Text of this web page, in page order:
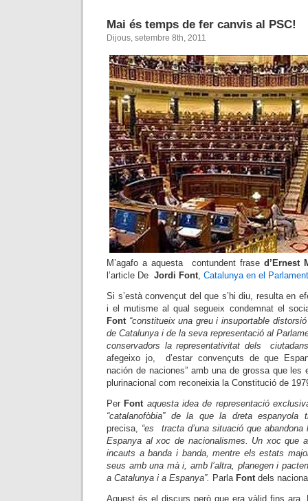
Mai és temps de fer canvis al PSC!
Dijous, setembre 8th, 2011
M’agafo a aquesta contundent frased’Ernest
l’article De Jordi Font, Catalunya en el
Si s’està convençut del que s’hi diu, resulta en
i el mutisme al qual segueix condemnat el
Font “constitueix una greu i insuportable
de Catalunya i de la seva representació al
conservadors la representativitat dels
afegeixo jo, d’estar convençuts de que
nación de naciones” amb una de grossa que
plurinacional com reconeixia la Constitució de
Per Font aquesta idea de representació
“catalanofòbia” de la que la dreta espanyola
precisa, “es tracta d’una situació que
Espanya al xoc de nacionalismes. Un xoc que
incauts a banda i banda, mentre els estats
seus amb una mà i, amb l’altra, planegen i
a Catalunya i a Espanya”. Parla Fontdels
Aquest és el discurs però que era vàlid fins